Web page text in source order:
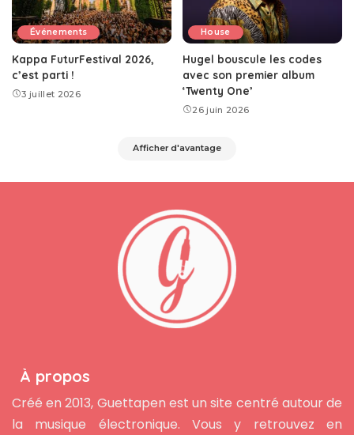
Événements
Kappa FuturFestival 2026,
c’est parti !
3 juillet 2026
House
Hugel bouscule les codes
avec son premier album
‘Twenty One’
26 juin 2026
Afficher d'avantage
À propos
Créé en 2013, Guettapen est un site centré autour de
la musique électronique. Vous y retrouvez en